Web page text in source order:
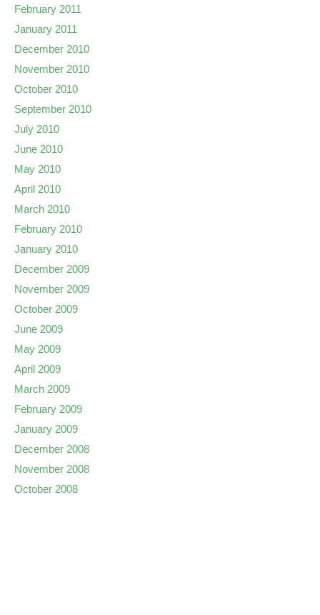
February 2011
January 2011
December 2010
November 2010
October 2010
September 2010
July 2010
June 2010
May 2010
April 2010
March 2010
February 2010
January 2010
December 2009
November 2009
October 2009
June 2009
May 2009
April 2009
March 2009
February 2009
January 2009
December 2008
November 2008
October 2008